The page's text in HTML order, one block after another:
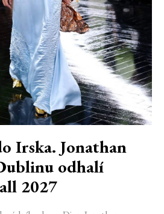
Irska. Jonathan
odhalí
2027